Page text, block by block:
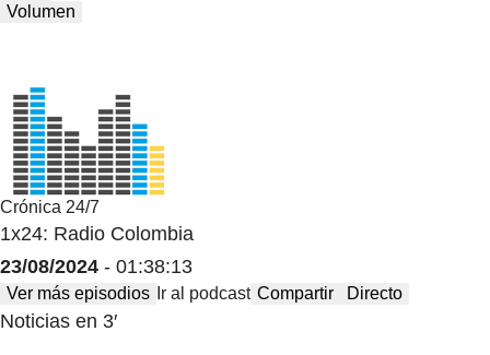
Volumen
Crónica 24/7
1x24: Radio Colombia
23/08/2024 - 01:38:13
Ver más episodios Ir al podcast Compartir Directo
Noticias en 3′